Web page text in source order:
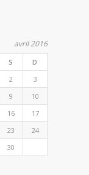
avril 2016
S
D
2
3
9
10
16
17
23
24
30